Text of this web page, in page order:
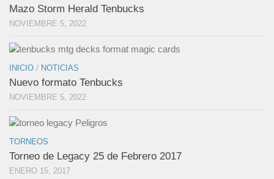
Mazo Storm Herald Tenbucks
NOVIEMBRE 5, 2022
INICIO / NOTICIAS
Nuevo formato Tenbucks
NOVIEMBRE 5, 2022
TORNEOS
Torneo de Legacy 25 de Febrero 2017
ENERO 15, 2017